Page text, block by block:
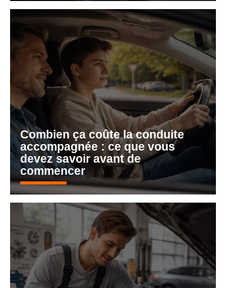
Combien ça coûte la conduite
accompagnée : ce que vous
devez savoir avant de
commencer